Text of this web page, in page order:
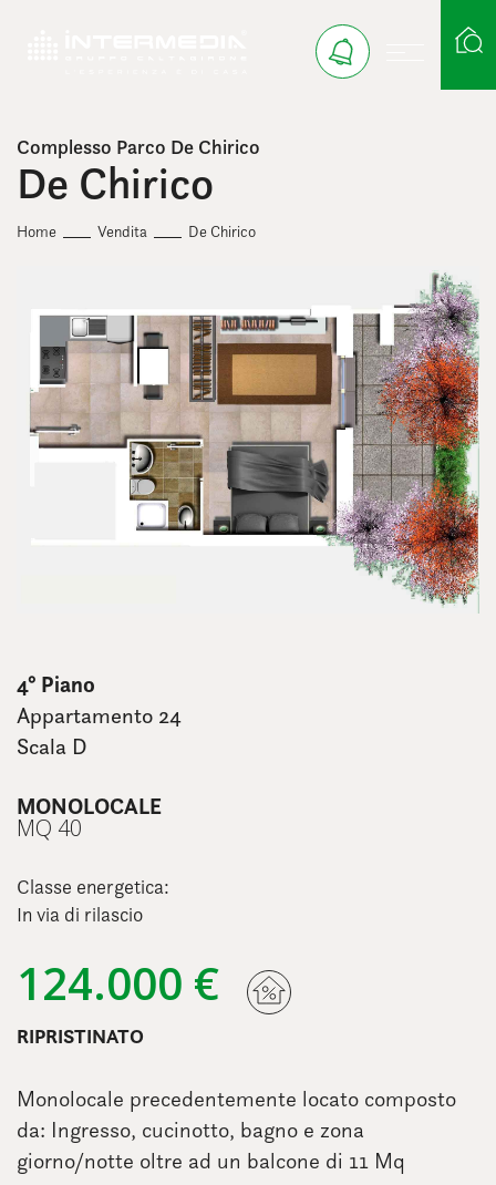
Complesso Parco De Chirico
De Chirico
Home Vendita De Chirico
4° Piano
Appartamento 24
Scala D
MONOLOCALE
MQ 40
Classe energetica:
In via di rilascio
124.000 €
RIPRISTINATO
Monolocale precedentemente locato composto
da: Ingresso, cucinotto, bagno e zona
giorno/notte oltre ad un balcone di 11 Mq